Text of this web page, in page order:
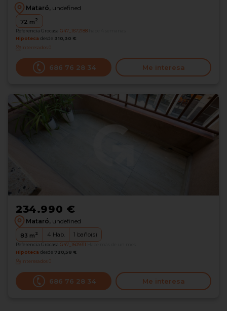
Mataró, undefined
72 m2
Referencia Grocasa G47_1672188
Hipoteca desde 310,30 €
Interesados0
686 76 28 34 Me interesa
234.990 €
Mataró, undefined
83 m2 4 Hab. 1 baño(s)
Referencia Grocasa G47_1609311
Hipoteca desde 720,58 €
Interesados0
686 76 28 34 Me interesa